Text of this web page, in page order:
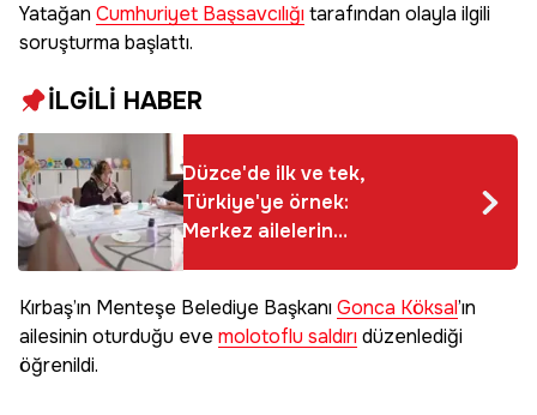
Yatağan Cumhuriyet Başsavcılığıtarafından olayla ilgili
soruşturma başlattı.
İLGİLİ HABER
Düzce'de ilk ve tek,
Türkiye'ye örnek:
Merkez ailelerin
yükünü azaltıyor
Kırbaş’ın Menteşe Belediye BaşkanıGonca Köksal’ın
ailesinin oturduğu eve molotoflu saldırıdüzenlediği
öğrenildi.